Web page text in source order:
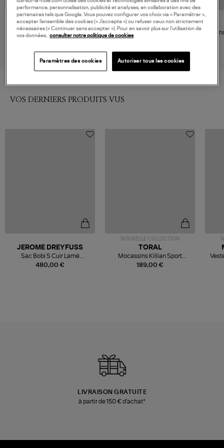
ARIZONA LOVE
Sandales Trekky Tong Leopard
ARIZONA LOVE
Sandales Trekky Tong Black
VOS DERNIERS PRODUITS VUS
480,00 €
JEROME DREYFUSS
Sac Bobi S Cuir Lamé
Champagne
NOUVELLE COLLECTION
189,00 €
TORAL
Mocassins Killian Sport
Mousse
LIVRAISON GRATUITE
à partir de 150 € d'achat*
performance, personnalisation, publicité et analyses, en collaboration avec des
partenaires tels que Google. Vous pouvez configurer vos choix via « Paramétrer »,
accepter l’ensemble des cookies (« J’accepte ») ou refuser ceux non strictement
nécessaires (« Continuer sans accepter »). Pour en savoir plus sur l’utilisation de
vos données, consulter notre politique de cookies
Paramètres des cookies Autoriser tous les cookies